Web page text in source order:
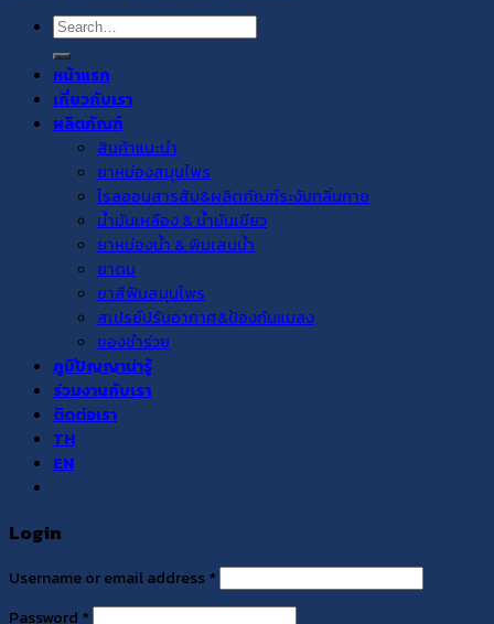
Search
for:
หน้าแรก
เกี่ยวกับเรา
ผลิตภัณฑ์
สินค้าแนะนำ
ยาหม่องสมุนไพร
โรลออนสารส้ม&ผลิตภัณฑ์ระงับกลิ่นกาย
น้ำมันเหลือง & น้ำมันเขียว
ยาหม่องน้ำ & พิมเสนน้ำ
ยาดม
ยาสีฟันสมุนไพร
สเปรย์ปรับอากาศ&ป้องกันแมลง
ของชำร่วย
ภูมิปัญญาน่ารู้
ร่วมงานกับเรา
ติดต่อเรา
TH
EN
Login
Username or email address*
Password *